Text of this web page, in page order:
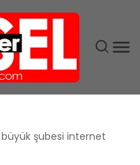
büyük şubesi internet